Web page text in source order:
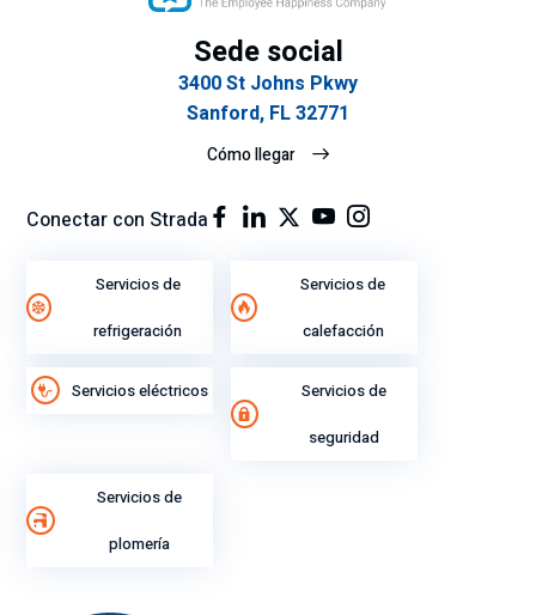
Sede social
3400 St Johns Pkwy
Sanford, FL 32771
Cómo llegar
Conectar con Strada
Servicios de
refrigeración
Servicios de
calefacción
Servicios eléctricos Servicios de
seguridad
Servicios de
plomería